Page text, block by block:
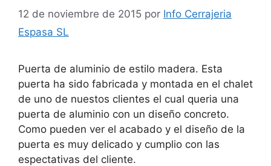
12 de noviembre de 2015 por Info Cerrajeria
Espasa SL
Puerta de aluminio de estilo madera. Esta
puerta ha sido fabricada y montada en el chalet
de uno de nuestos clientes el cual queria una
puerta de aluminio con un diseño concreto.
Como pueden ver el acabado y el diseño de la
puerta es muy delicado y cumplio con las
espectativas del cliente.